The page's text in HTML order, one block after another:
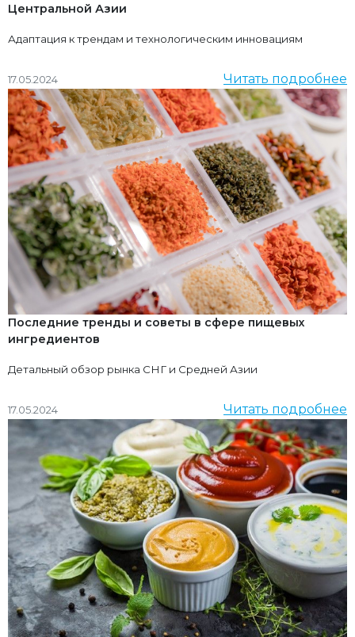
Центральной Азии
Адаптация к трендам и технологическим инновациям
17.05.2024 Читать подробнее
Последние тренды и советы в сфере пищевых
ингредиентов
Детальный обзор рынка СНГ и Средней Азии
17.05.2024 Читать подробнее